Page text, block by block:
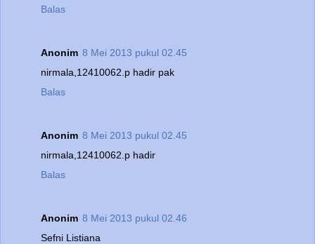
Balas
Anonim 8 Mei 2013 pukul 02.45
nirmala,12410062.p hadir pak
Balas
Anonim 8 Mei 2013 pukul 02.45
nirmala,12410062.p hadir
Balas
Anonim 8 Mei 2013 pukul 02.46
Sefni Listiana